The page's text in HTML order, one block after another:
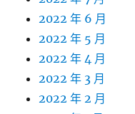
2022 年 6 月
2022 年 5 月
2022 年 4 月
2022 年 3 月
2022 年 2 月